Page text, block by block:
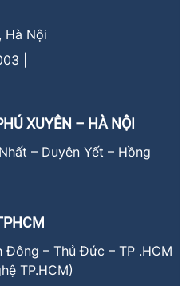
Hà Nội
|
XUYÊN – HÀ NỘI
– Duyên Yết – Hồng
Đông – Thủ Đức – TP .HCM
TP.HCM)